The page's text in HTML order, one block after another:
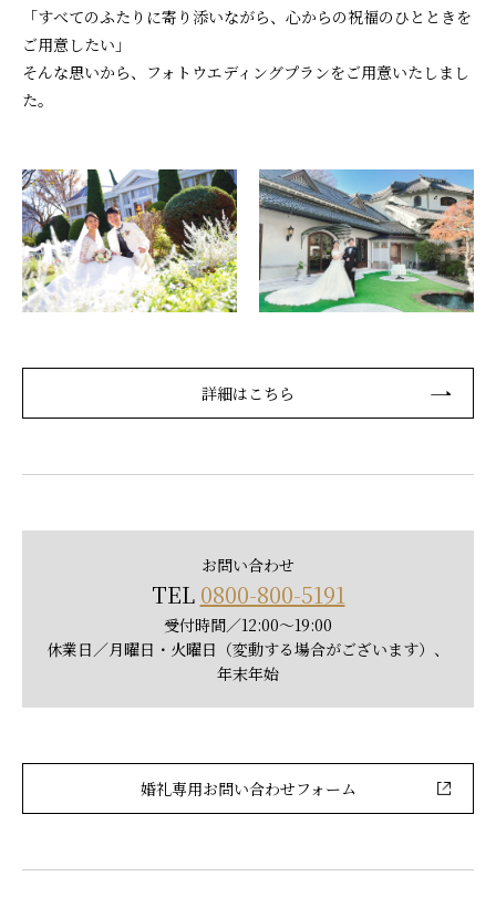
「すべてのふたりに寄り添いながら、心からの祝福のひとときを
ご用意したい」
そんな思いから、フォトウエディングプランをご用意いたしまし
た。
詳細はこちら
お問い合わせ
TEL 0800-800-5191
受付時間／12:00～19:00
休業日／月曜日・火曜日（変動する場合がございます）、
年末年始
婚礼専用お問い合わせフォーム